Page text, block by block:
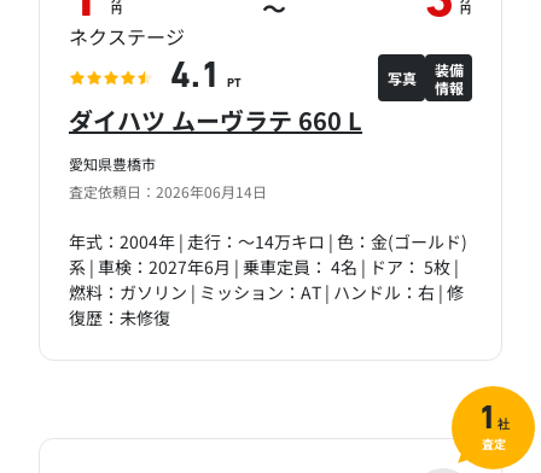
愛知県豊橋市
査定依頼日：2026年06月14日
ダイハツ ムーヴラテ 660 L
年式：2004年 | 走行：～14万キロ | 色：金(ゴールド)
系 | 車検：2027年6月 | 乗車定員： 4名 | ドア： 5枚 |
燃料：ガソリン | ミッション：AT | ハンドル：右 | 修
復歴：未修復
円 ～ 円
ネクステージ
4.1 PT 写真
装備
情報
1 社
査定